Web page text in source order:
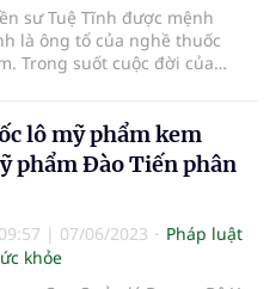
sư Tuệ Tĩnh được mệnh
là ông tổ của nghề thuốc
Trong suốt cuộc đời của
phần đưa nền y học của Việt
lên một tầm cao mới.
lô mỹ phẩm kem
phẩm Đào Tiến phân
09:57 | 07/06/2023
Pháp luật
khỏe